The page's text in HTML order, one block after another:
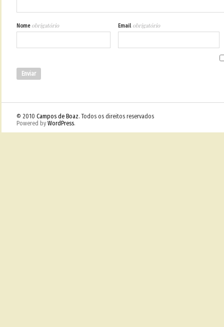
Nome obrigatório Email obrigatório
© 2010 Campos de Boaz. Todos os direitos reservados
Powered by WordPress.